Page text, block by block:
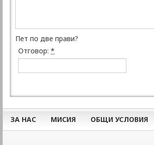
Пет по две прави?
Отговор: *
ЗА НАС МИСИЯ ОБЩИ УСЛОВИЯ